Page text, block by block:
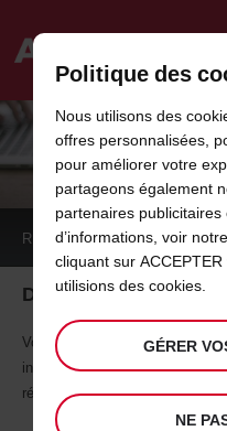
Welcome
Avis
DEMANDE
RÉSERVER UNVÉHICULE
Découvrez la meilleure
Vous êtes une PME, une grande
indépendant...quel que soit
répondre à tous vos besoins.
Politique des
Nous utilisons des
offres personnalisées,
pour améliorer votre
partageons également
partenaires
d’informations, voir notre
cliquant sur
utilisions des cookies.
GÉRER
NE